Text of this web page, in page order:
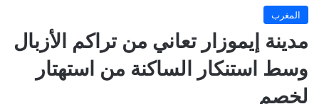
المغرب
مدينة إيموزار تعاني من تراكم الأزبال
وسط استنكار الساكنة من استهتار
لخصم